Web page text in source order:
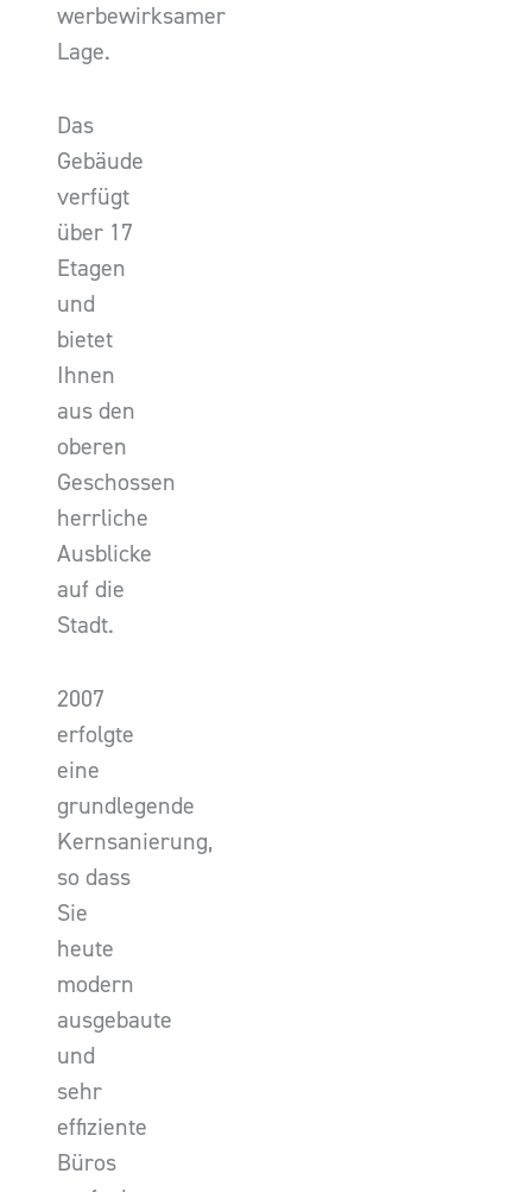
werbewirksamer
Lage.
Das
Gebäude
verfügt
über 17
Etagen
und
bietet
Ihnen
aus den
oberen
Geschossen
herrliche
Ausblicke
auf die
Stadt.
2007
erfolgte
eine
grundlegende
Kernsanierung,
so dass
Sie
heute
modern
ausgebaute
und
sehr
effiziente
Büros